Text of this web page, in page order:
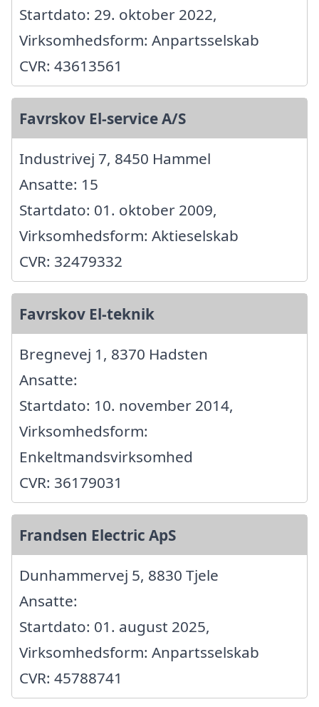
Startdato: 29. oktober 2022,
Virksomhedsform: Anpartsselskab
CVR: 43613561
Favrskov El-service A/S
Industrivej 7, 8450 Hammel
Ansatte: 15
Startdato: 01. oktober 2009,
Virksomhedsform: Aktieselskab
CVR: 32479332
Favrskov El-teknik
Bregnevej 1, 8370 Hadsten
Ansatte:
Startdato: 10. november 2014,
Virksomhedsform:
Enkeltmandsvirksomhed
CVR: 36179031
Frandsen Electric ApS
Dunhammervej 5, 8830 Tjele
Ansatte:
Startdato: 01. august 2025,
Virksomhedsform: Anpartsselskab
CVR: 45788741